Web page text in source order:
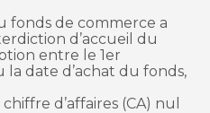
fonds de commerce a
d’accueil du
entre le 1er
date d’achat du fonds,
d’affaires (CA) nul